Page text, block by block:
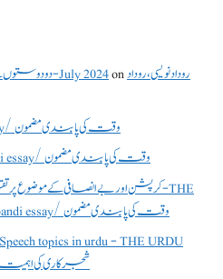
دو دوستوں کے درمیان علم کے فوائد پر مکالمہ - July 2024onروداد نویسی ،روداد
waqt ki pabandi essay/ وقت کی پابندی مضمون
waqt ki pabandi essay/ وقت کی پابندی مضمون
waqt ki pabandi essay/ وقت کی پابندی مضمون
topics in urdu - THE URDU
شجرکاری کی